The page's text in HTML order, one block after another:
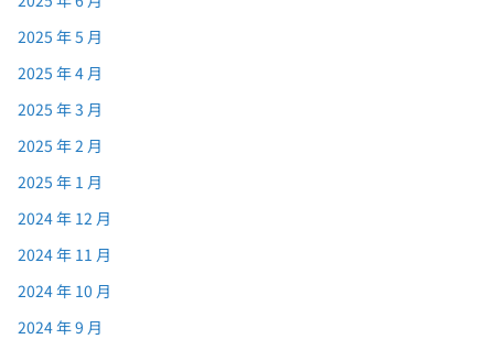
2025 年 5 月
2025 年 4 月
2025 年 3 月
2025 年 2 月
2025 年 1 月
2024 年 12 月
2024 年 11 月
2024 年 10 月
2024 年 9 月